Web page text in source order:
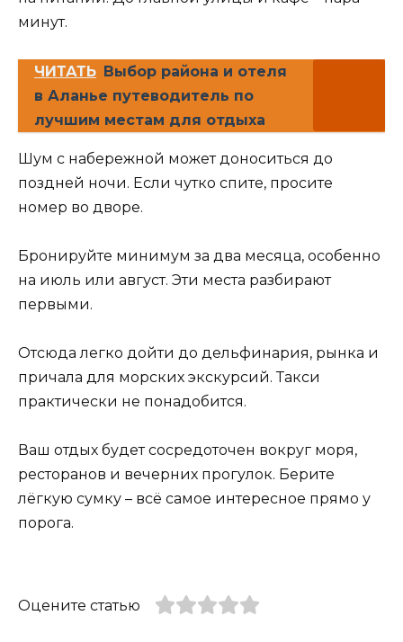
минут.
ЧИТАТЬ Выбор района и отеля
в Аланье путеводитель по
лучшим местам для отдыха
Шум с набережной может доноситься до
поздней ночи. Если чутко спите, просите
номер во дворе.
Бронируйте минимум за два месяца, особенно
на июль или август. Эти места разбирают
первыми.
Отсюда легко дойти до дельфинария, рынка и
причала для морских экскурсий. Такси
практически не понадобится.
Ваш отдых будет сосредоточен вокруг моря,
ресторанов и вечерних прогулок. Берите
лёгкую сумку – всё самое интересное прямо у
порога.
Оцените статью